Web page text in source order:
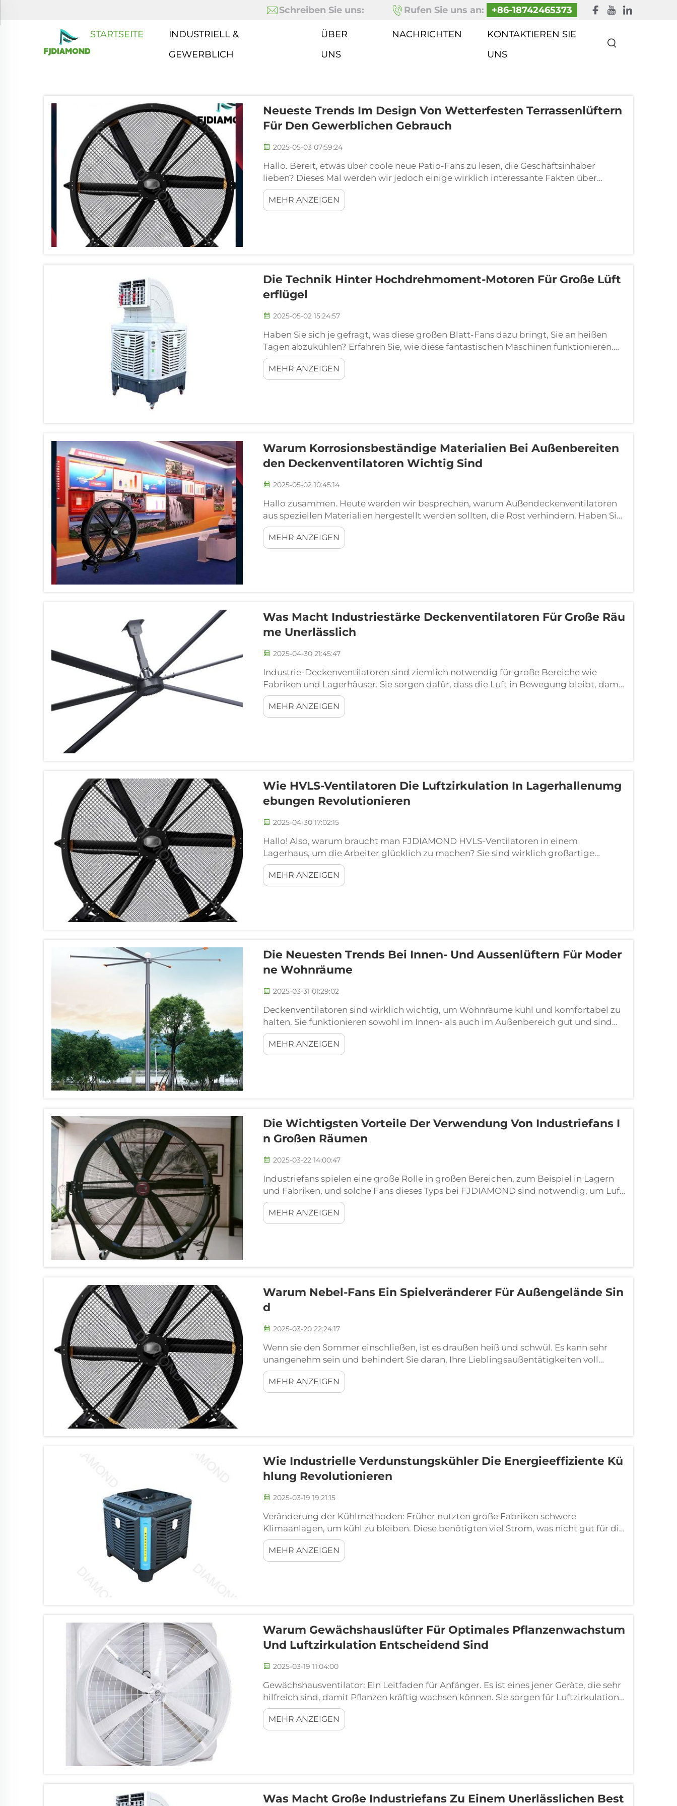
Schreiben Sie uns: Rufen Sie uns an: +86-18742465373
STARTSEITE
INDUSTRIELL &
GEWERBLICH
ÜBER
UNS
NACHRICHTEN
KONTAKTIEREN SIE
UNS
Neueste Trends Im Design Von Wetterfesten Terrassenlüftern
Für Den Gewerblichen Gebrauch
2025-05-03 07:59:24
Hallo. Bereit, etwas über coole neue Patio-Fans zu lesen, die Geschäftsinhaber
lieben? Dieses Mal werden wir jedoch einige wirklich interessante Fakten über
wetterfeste Patio-Fans erklären, die Ihre Außenbereiche nicht nur fantastisch
aussehen lassen, sondern auch so anfühlen.Dur...
MEHR ANZEIGEN
Die Technik Hinter Hochdrehmoment-Motoren Für Große Lüft
Erflügel
2025-05-02 15:24:57
Haben Sie sich je gefragt, was diese großen Blatt-Fans dazu bringt, Sie an heißen
Tagen abzukühlen? Erfahren Sie, wie diese fantastischen Maschinen funktionieren.
Wenn Sie Fans mit Schaufelgestaltung haben, bewegen Sie die Luft. Fans müssen
eine gute Arbeit leisten, um die Luft in großen Räumen zu bewegen und sie kühl zu
halten a...
MEHR ANZEIGEN
Warum Korrosionsbeständige Materialien Bei Außenbereiten
Den Deckenventilatoren Wichtig Sind
2025-05-02 10:45:14
Hallo zusammen. Heute werden wir besprechen, warum Außendeckenventilatoren
aus speziellen Materialien hergestellt werden sollten, die Rost verhindern. Haben Sie
je bemerkt, dass Ihr Außenventilator rostig und veraltet aussieht, nachdem er eine
Weile draußen gestanden hat? Außendeckenventilatoren...
MEHR ANZEIGEN
Was Macht Industriestärke Deckenventilatoren Für Große Räu
Me Unerlässlich
2025-04-30 21:45:47
Industrie-Deckenventilatoren sind ziemlich notwendig für große Bereiche wie
Fabriken und Lagerhäuser. Sie sorgen dafür, dass die Luft in Bewegung bleibt, damit
sich alle wohlfühlen. Diese Ventilatoren sind leistungsstark und energieeffizient! Also,
warum sind industrielle Ventilatoren so wichtig...
MEHR ANZEIGEN
Wie HVLS-Ventilatoren Die Luftzirkulation In Lagerhallenumg
Ebungen Revolutionieren
2025-04-30 17:02:15
Hallo! Also, warum braucht man FJDIAMOND HVLS-Ventilatoren in einem
Lagerhaus, um die Arbeiter glücklich zu machen? Sie sind wirklich großartige
Ventilatoren, weil sie helfen, die Luft in diesen großen Lagerraumgebieten in
Bewegung zu halten, und es macht es für alle angenehm, wenn Sie...
MEHR ANZEIGEN
Die Neuesten Trends Bei Innen- Und Aussenlüftern Für Moder
Ne Wohnräume
2025-03-31 01:29:02
Deckenventilatoren sind wirklich wichtig, um Wohnräume kühl und komfortabel zu
halten. Sie funktionieren sowohl im Innen- als auch im Außenbereich gut und sind
daher äußerst vielseitig. Aktuell gibt es neue Trends bei Deckenventilatoren, die den
Anforderungen moderner Häuser entsprechen. FJDIAMOND – wir sind stolz darauf,
Teil davon zu sein ...
MEHR ANZEIGEN
Die Wichtigsten Vorteile Der Verwendung Von Industriefans I
N Großen Räumen
2025-03-22 14:00:47
Industriefans spielen eine große Rolle in großen Bereichen, zum Beispiel in Lagern
und Fabriken, und solche Fans dieses Typs bei FJDIAMOND sind notwendig, um Luft
zu zirkulieren. Das liegt daran, dass diese Fans viele positive Dinge tun, um die Luft
angenehm zu machen...
MEHR ANZEIGEN
Warum Nebel-Fans Ein Spielveränderer Für Außengelände Sin
D
2025-03-20 22:24:17
Wenn sie den Sommer einschließen, ist es draußen heiß und schwül. Es kann sehr
unangenehm sein und behindert Sie daran, Ihre Lieblingsaußentätigkeiten voll
auszukosten. Mit der äußeren Hitze, Gott sei Dank für Nebelfans von FJDIAMOND,
die Sie fühlen lassen...
MEHR ANZEIGEN
Wie Industrielle Verdunstungskühler Die Energieeffiziente Kü
Hlung Revolutionieren
2025-03-19 19:21:15
Veränderung der Kühlmethoden: Früher nutzten große Fabriken schwere
Klimaanlagen, um kühl zu bleiben. Diese benötigten viel Strom, was nicht gut für die
Umwelt war. Ft, FJDIAMOND bietet neue industrielle Verdunstungskühler, um
Räume auf eine ... Art und Weise zu kühlen.
MEHR ANZEIGEN
Warum Gewächshauslüfter Für Optimales Pflanzenwachstum
Und Luftzirkulation Entscheidend Sind
2025-03-19 11:04:00
Gewächshausventilator: Ein Leitfaden für Anfänger. Es ist eines jener Geräte, die sehr
hilfreich sind, damit Pflanzen kräftig wachsen können. Sie sorgen für Luftzirkulation,
sodass die Pflanzen besser atmen können. Lesen Sie hier mehr darüber, warum
Gewächshausventilatoren für das Pflanzenwachstum entscheidend sind und wie sie
eine gleichmäßige Vertei...
MEHR ANZEIGEN
Was Macht Große Industriefans Zu Einem Unerlässlichen Best